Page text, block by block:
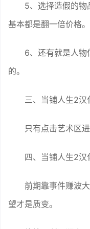
5、选择造假的物
基本都是翻一倍价格。
6、还有就是人物
的。
三、当铺人生2汉
只有点击艺术区
四、当铺人生2汉
前期靠事件赚波
望才是质变。